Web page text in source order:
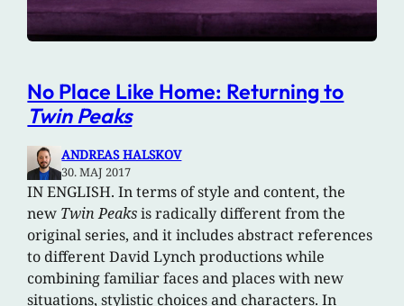
No Place Like Home: Returning to
Twin Peaks
ANDREAS HALSKOV
30. MAJ 2017
IN ENGLISH. In terms of style and content, the
new Twin Peaksis radically different from the
original series, and it includes abstract references
to different David Lynch productions while
combining familiar faces and places with new
situations, stylistic choices and characters. In